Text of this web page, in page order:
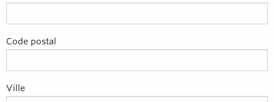
Code postal
Ville